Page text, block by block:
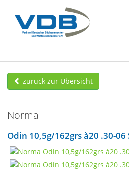
zurück zur Übersicht
Norma
Odin 10,5g/162grs à20 .30-06